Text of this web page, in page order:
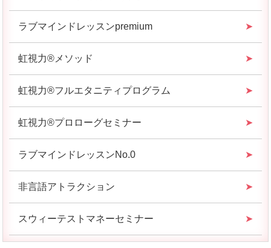
ラブマインドレッスンpremium
虹視力®︎メソッド
虹視力®︎フルエタニティプログラム
虹視力®︎プロローグセミナー
ラブマインドレッスンNo.0
非言語アトラクション
スウィーテストマネーセミナー